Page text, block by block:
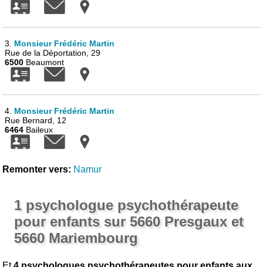
3. Monsieur Frédéric Martin
Rue de la Déportation, 29
6500 Beaumont
4. Monsieur Frédéric Martin
Rue Bernard, 12
6464 Baileux
Remonter vers: Namur
1 psychologue psychothérapeute
pour enfants sur 5660 Presgaux et
5660 Mariembourg